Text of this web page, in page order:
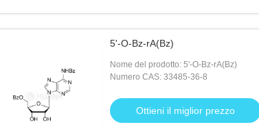
5'-O-Bz-rA(Bz)
Nome del prodotto: 5'-O-Bz-rA(Bz)
Numero CAS: 33485-36-8
Ottieni il miglior prezzo